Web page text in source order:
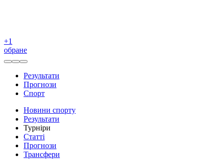
+1
обране
Результати
Прогнози
Спорт
Новини спорту
Результати
Турніри
Статті
Прогнози
Трансфери